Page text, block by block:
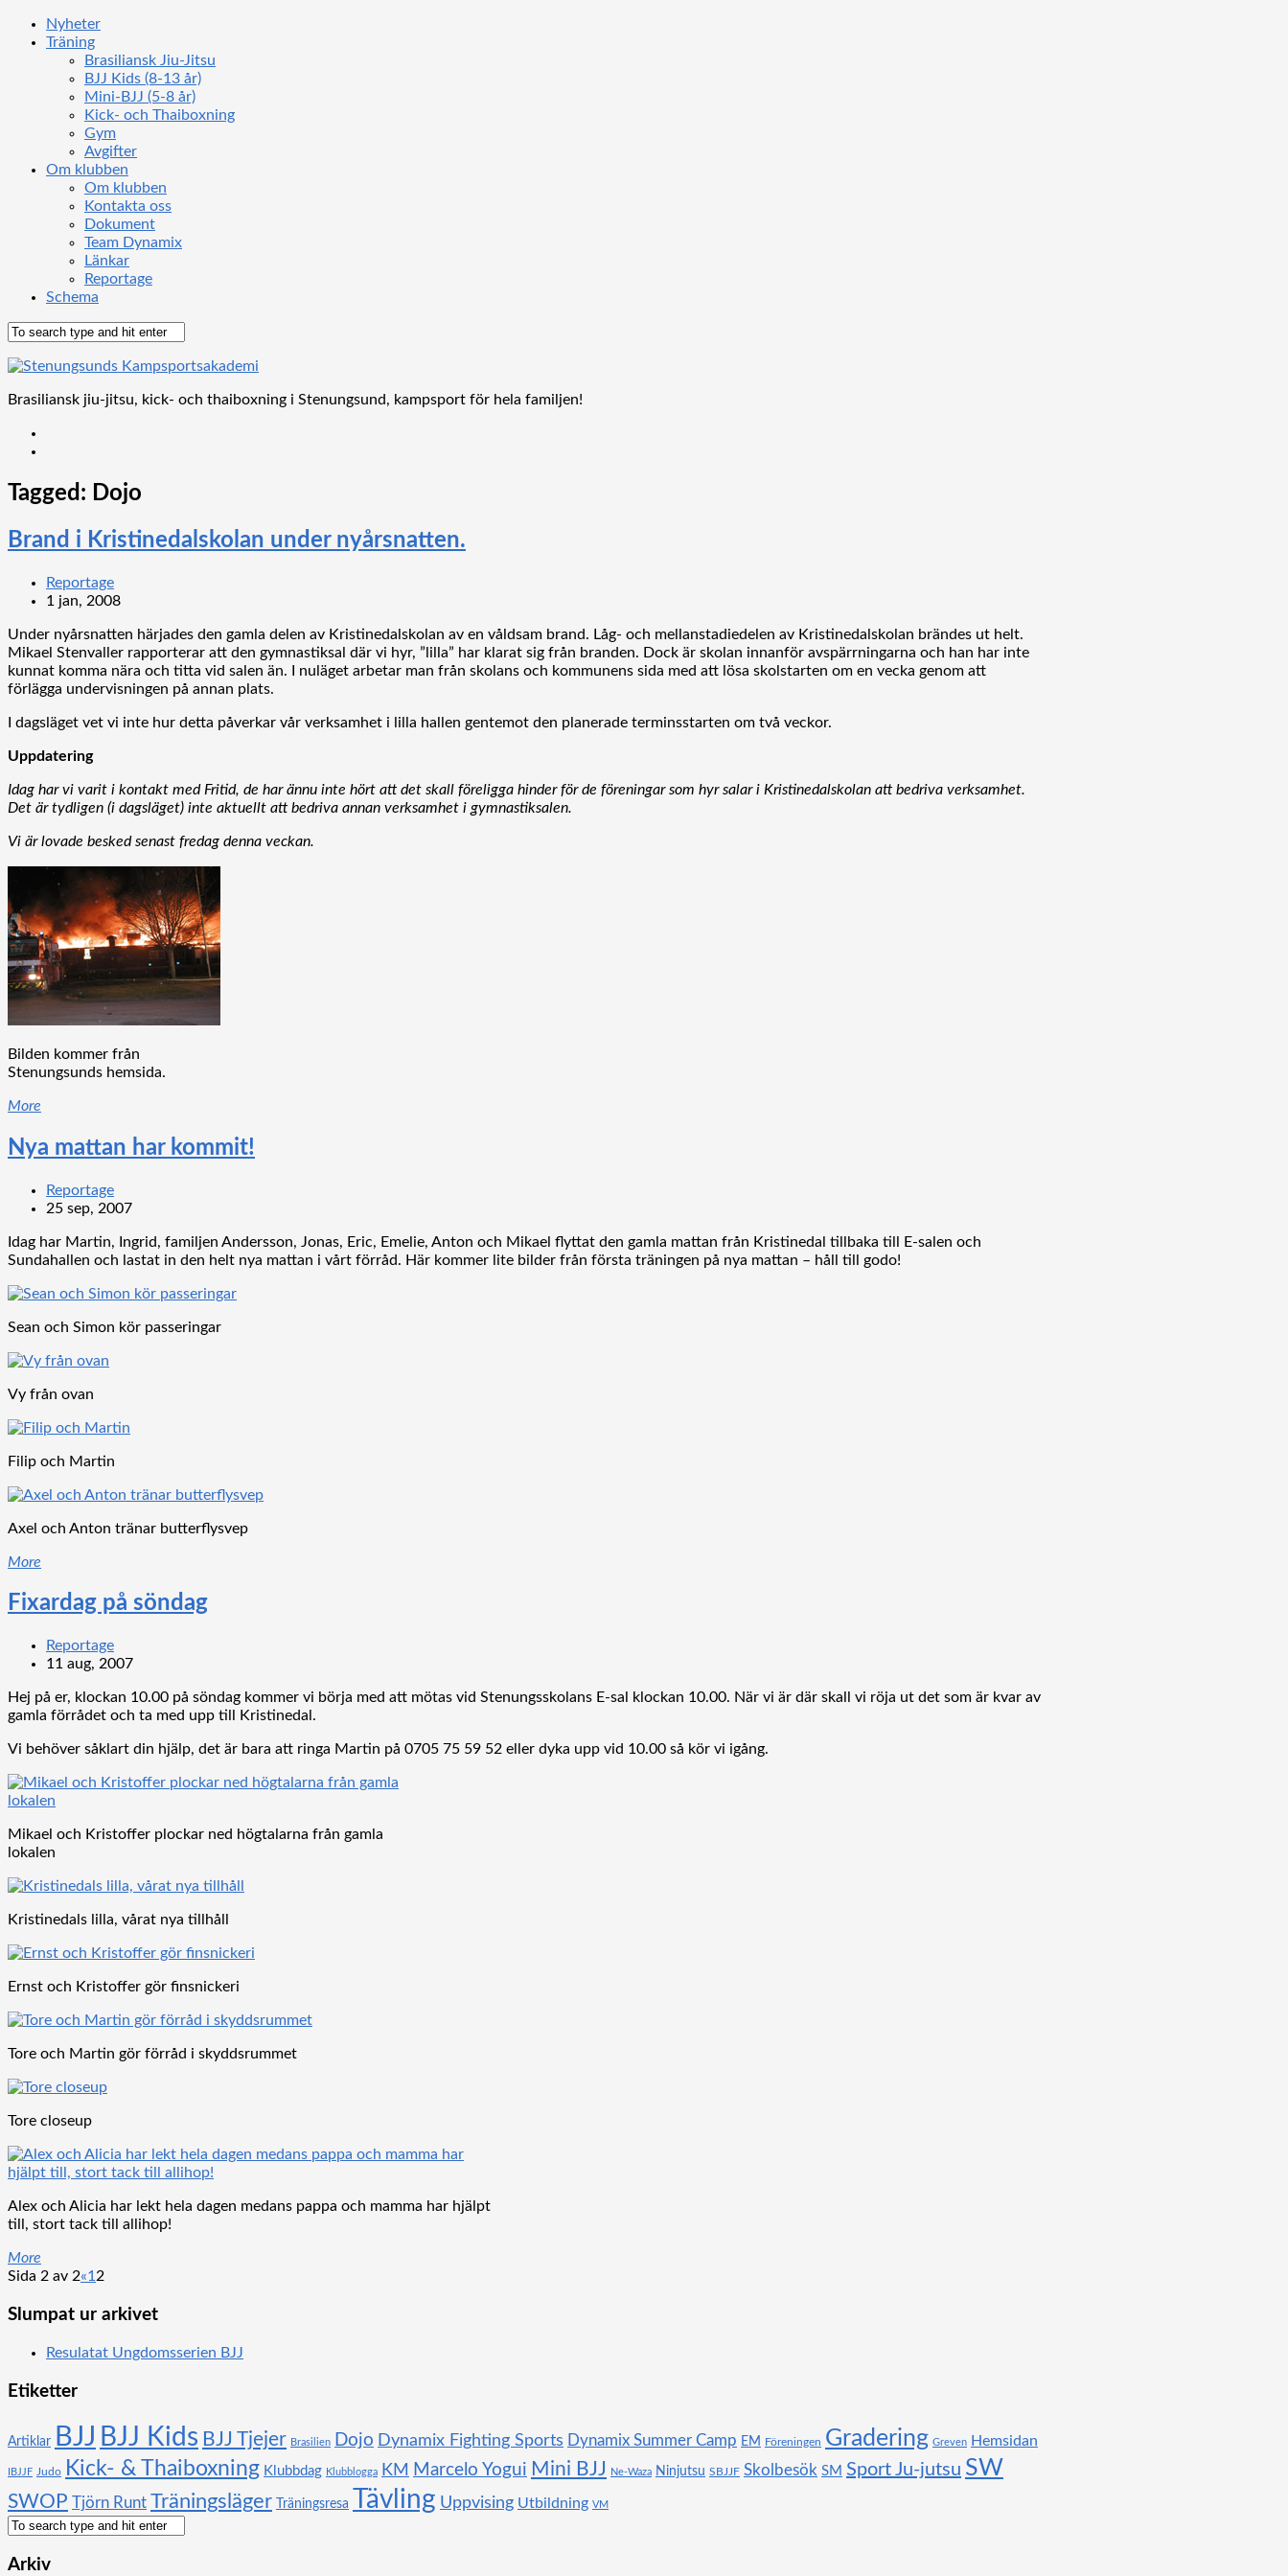
Nyheter
Träning
Brasiliansk Jiu-Jitsu
BJJ Kids (8-13 år)
Mini-BJJ (5-8 år)
Kick- och Thaiboxning
Gym
Avgifter
Om klubben
Om klubben
Kontakta oss
Dokument
Team Dynamix
Länkar
Reportage
Schema
Brasiliansk jiu-jitsu, kick- och thaiboxning i Stenungsund, kampsport för hela familjen!
Tagged: Dojo
Brand i Kristinedalskolan under nyårsnatten.
Reportage
1 jan, 2008
Under nyårsnatten härjades den gamla delen av Kristinedalskolan av en våldsam brand. Låg- och mellanstadiedelen av Kristinedalskolan brändes ut helt.
Mikael Stenvaller rapporterar att den gymnastiksal där vi hyr, ”lilla” har klarat sig från branden. Dock är skolan innanför avspärrningarna och han har inte
kunnat komma nära och titta vid salen än. I nuläget arbetar man från skolans och kommunens sida med att lösa skolstarten om en vecka genom att
förlägga undervisningen på annan plats.
I dagsläget vet vi inte hur detta påverkar vår verksamhet i lilla hallen gentemot den planerade terminsstarten om två veckor.
Uppdatering
Idag har vi varit i kontakt med Fritid, de har ännu inte hört att det skall föreligga hinder för de föreningar som hyr salar i Kristinedalskolan att bedriva verksamhet.
Det är tydligen (i dagsläget) inte aktuellt att bedriva annan verksamhet i gymnastiksalen.
Vi är lovade besked senast fredag denna veckan.
Bilden kommer från
Stenungsunds hemsida.
More
Nya mattan har kommit!
Reportage
25 sep, 2007
Idag har Martin, Ingrid, familjen Andersson, Jonas, Eric, Emelie, Anton och Mikael flyttat den gamla mattan från Kristinedal tillbaka till E-salen och
Sundahallen och lastat in den helt nya mattan i vårt förråd. Här kommer lite bilder från första träningen på nya mattan – håll till godo!
Sean och Simon kör passeringar
Vy från ovan
Filip och Martin
Axel och Anton tränar butterflysvep
More
Fixardag på söndag
Reportage
11 aug, 2007
Hej på er, klockan 10.00 på söndag kommer vi börja med att mötas vid Stenungsskolans E-sal klockan 10.00. När vi är där skall vi röja ut det som är kvar av
gamla förrådet och ta med upp till Kristinedal.
Vi behöver såklart din hjälp, det är bara att ringa Martin på 0705 75 59 52 eller dyka upp vid 10.00 så kör vi igång.
Mikael och Kristoffer plockar ned högtalarna från gamla
lokalen
Kristinedals lilla, vårat nya tillhåll
Ernst och Kristoffer gör finsnickeri
Tore och Martin gör förråd i skyddsrummet
Tore closeup
Alex och Alicia har lekt hela dagen medans pappa och mamma har hjälpt
till, stort tack till allihop!
More
Sida 2 av 2«12
Slumpat ur arkivet
Resulatat Ungdomsserien BJJ
Etiketter
Artiklar BJJ BJJ Kids BJJ Tjejer Brasilien Dojo Dynamix Fighting Sports Dynamix Summer Camp EM Föreningen Gradering Greven Hemsidan
IBJJF Judo Kick- & Thaiboxning Klubbdag Klubblogga KM Marcelo Yogui Mini BJJ Ne-Waza Ninjutsu SBJJF Skolbesök SM Sport Ju-jutsu SW
SWOP Tjörn Runt Träningsläger Träningsresa Tävling Uppvising Utbildning VM
Arkiv